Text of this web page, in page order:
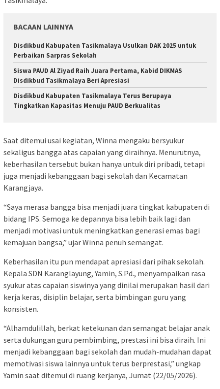
BACAAN LAINNYA
Disdikbud Kabupaten Tasikmalaya Usulkan DAK 2025 untuk
Perbaikan Sarpras Sekolah
Siswa PAUD Al Ziyad Raih Juara Pertama, Kabid DIKMAS
Disdikbud Tasikmalaya Beri Apresiasi
Disdikbud Kabupaten Tasikmalaya Terus Berupaya
Tingkatkan Kapasitas Menuju PAUD Berkualitas
Saat ditemui usai kegiatan, Winna mengaku bersyukur
sekaligus bangga atas capaian yang diraihnya. Menurutnya,
keberhasilan tersebut bukan hanya untuk diri pribadi, tetapi
juga menjadi kebanggaan bagi sekolah dan Kecamatan
Karangjaya.
“Saya merasa bangga bisa menjadi juara tingkat kabupaten di
bidang IPS. Semoga ke depannya bisa lebih baik lagi dan
menjadi motivasi untuk meningkatkan generasi emas bagi
kemajuan bangsa,” ujar Winna penuh semangat.
Keberhasilan itu pun mendapat apresiasi dari pihak sekolah.
Kepala SDN Karanglayung, Yamin, S.Pd., menyampaikan rasa
syukur atas capaian siswinya yang dinilai merupakan hasil dari
kerja keras, disiplin belajar, serta bimbingan guru yang
konsisten.
“Alhamdulillah, berkat ketekunan dan semangat belajar anak
serta dukungan guru pembimbing, prestasi ini bisa diraih. Ini
menjadi kebanggaan bagi sekolah dan mudah-mudahan dapat
memotivasi siswa lainnya untuk terus berprestasi,” ungkap
Yamin saat ditemui di ruang kerjanya, Jumat (22/05/2026).